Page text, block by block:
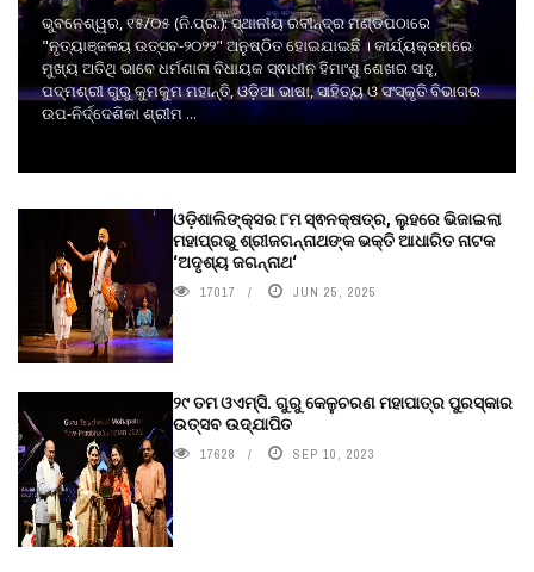
ଭୁବନେଶ୍ୱର, ୧୫/୦୫ (ନି.ପ୍ର.): ସ୍ଥାନୀୟ ରବୀନ୍ଦ୍ର ମଣ୍ଡପଠାରେ
"ନୃତ୍ୟାଞ୍ଜଳୟ ଉତ୍ସବ-୨୦୨୨" ଅନୁଷ୍ଠିତ ହୋଇଯାଇଛି । କାର୍ଯ୍ୟକ୍ରମରେ
ମୁଖ୍ୟ ଅତିଥି ଭାବେ ଧର୍ମଶାଳା ବିଧାୟକ ସ୍ଵାଧୀନ ହିମାଂଶୁ ଶେଖର ସାହୁ,
ପଦ୍ମଶ୍ରୀ ଗୁରୁ କୁମକୁମ ମହାନ୍ତି, ଓଡ଼ିଆ ଭାଷା, ସାହିତ୍ୟ ଓ ସଂସ୍କୃତି ବିଭାଗର
ଉପ-ନିର୍ଦ୍ଦେଶିକା ଶ୍ରୀମ ...
ଓଡ଼ିଶାଲିଙ୍କ୍ସର ୮ମ ସ୍ଵନକ୍ଷତ୍ର, ଲୁହରେ ଭିଜାଇଲା
ମହାପ୍ରଭୁ ଶ୍ରୀଜଗନ୍ନାଥଙ୍କ ଭକ୍ତି ଆଧାରିତ ନାଟକ
‘ଅଦୃଶ୍ୟ ଜଗନ୍ନାଥ‘
17017 JUN 25, 2025
୨୯ ତମ ଓଏମ୍‌ସି. ଗୁରୁ କେଳୁଚରଣ ମହାପାତ୍ର ପୁରସ୍କାର
ଉତ୍ସବ ଉଦ୍‍ଯାପିତ
17628 SEP 10, 2023